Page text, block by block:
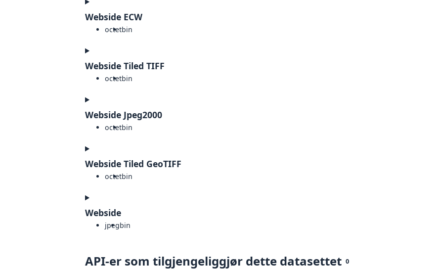
Webside ECW
octetbin
Webside Tiled TIFF
octetbin
Webside Jpeg2000
octetbin
Webside Tiled GeoTIFF
octetbin
Webside
jpegbin
API-er som tilgjengeliggjør dette datasettet 0